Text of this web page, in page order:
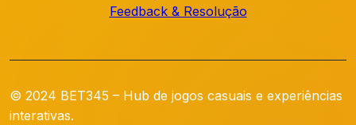
Feedback & Resolução
© 2024 BET345 – Hub de jogos casuais e experiências
interativas.